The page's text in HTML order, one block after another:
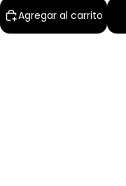
Agregar al carrito